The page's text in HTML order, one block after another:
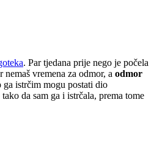
. Par tjedana prije nego je počela
vremena za odmor, a odmor
istrčim mogu postati dio
da sam ga i istrčala, prema tome